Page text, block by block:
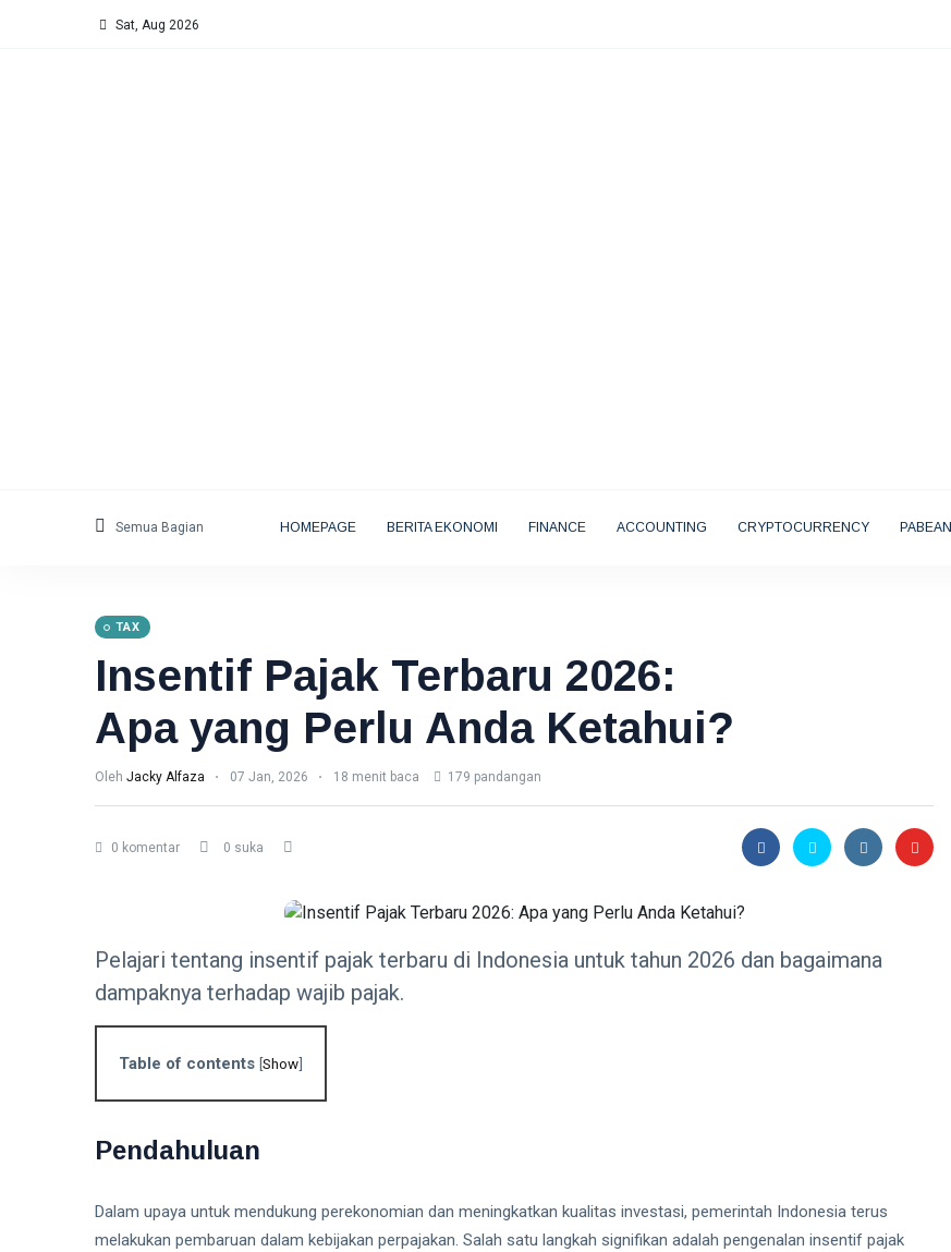
Sat, Aug 2026
Semua Bagian HOMEPAGE BERITA EKONOMI FINANCE ACCOUNTING CRYPTOCURRENCY PABEAN
TAX
Insentif Pajak Terbaru 2026:
Apa yang Perlu Anda Ketahui?
Oleh Jacky Alfaza 07 Jan, 2026 18 menit baca 179 pandangan
0 komentar 0 suka
Pelajari tentang insentif pajak terbaru di Indonesia untuk tahun 2026 dan bagaimana
dampaknya terhadap wajib pajak.
Table of contents [Show]
Pendahuluan
Dalam upaya untuk mendukung perekonomian dan meningkatkan kualitas investasi, pemerintah Indonesia terus
melakukan pembaruan dalam kebijakan perpajakan. Salah satu langkah signifikan adalah pengenalan insentif pajak